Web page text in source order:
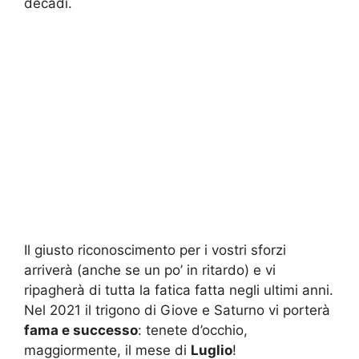
Il giusto riconoscimento per i vostri sforzi
arriverà (anche se un po’ in ritardo) e vi
ripagherà di tutta la fatica fatta negli ultimi anni.
Nel 2021 il trigono di Giove e Saturno vi porterà
fama e successo: tenete d’occhio,
maggiormente, il mese di Luglio!